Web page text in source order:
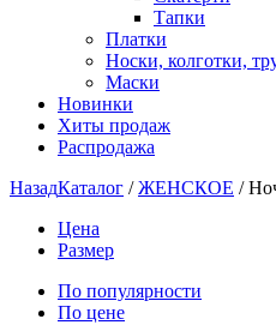
Тапки
Платки
Носки, колготки,
Маски
Новинки
Хиты продаж
Распродажа
НазадКаталог /ЖЕНСКОЕ /
Цена
Размер
По популярности
По цене